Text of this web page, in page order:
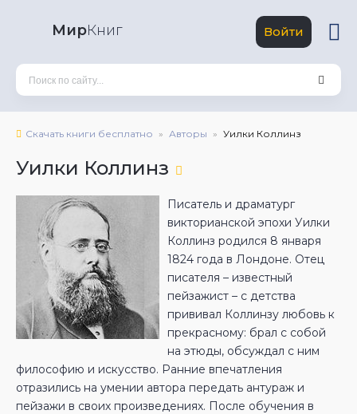
МирКниг Войти
Скачать книги бесплатно Авторы Уилки Коллинз
Уилки Коллинз
Писатель и драматург
викторианской эпохи Уилки
Коллинз родился 8 января
1824 года в Лондоне. Отец
писателя – известный
пейзажист – с детства
прививал Коллинзу любовь к
прекрасному: брал с собой
на этюды, обсуждал с ним
философию и искусство. Ранние впечатления
отразились на умении автора передать антураж и
пейзажи в своих произведениях. После обучения в